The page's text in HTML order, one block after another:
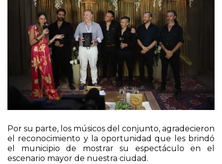
Por su parte, los músicos del conjunto, agradecieron
el reconocimiento y la oportunidad que les brindó
el municipio de mostrar su espectáculo en el
escenario mayor de nuestra ciudad.